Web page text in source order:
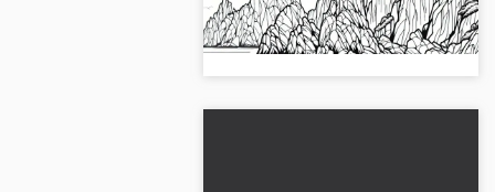
Ücretsiz indir ve çevrimiçi olarak
boya!...